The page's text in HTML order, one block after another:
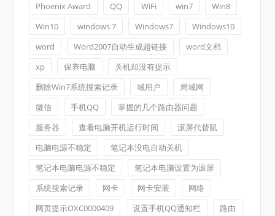
Phoenix Award
QQ WiFi win7
Win8
Win10
windows 7 Windows7
Windows10
word
Word2007自动生成超链接
word文档
xp
保养电脑
关机却没有提示
删除Win7系统搜索记录
域用户
局域网
微信
手机QQ
掌握的几个路由器问题
服务器
查看电脑开机运行时间
滚屏代替鼠
电脑电源不稳定
笔记本没电自动关机
笔记本电脑电源不稳定
笔记本电脑设置为滚屏
系统搜索记录
网卡 网卡安装
网络
网页提示OXC0000409
设置手机QQ通知栏
路由